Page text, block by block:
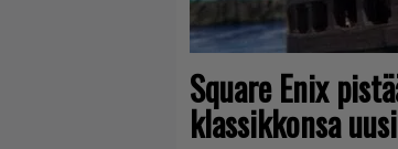
Square Enix
klassikkonsa